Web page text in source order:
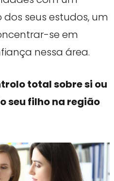
seus estudos, um
se em
nessa área.
total sobre si ou
seu filho na região